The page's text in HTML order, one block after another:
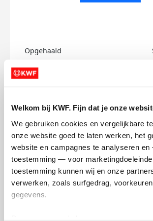
Welkom bij KWF. Fijn dat je onze
We gebruiken cookies en vergelijkbare
onze website goed te laten werken, het
website en campagnes te analyseren
toestemming — voor
toestemming kunnen wij en onze
verwerken, zoals surfgedrag,
gegevens.
Opgehaald
Alce's badges